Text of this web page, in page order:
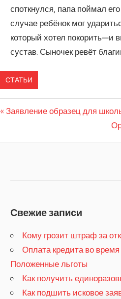
споткнулся, папа поймал
случае ребёнок мог
который хотел покорить—и
сустав. Сыночек ревёт
СТАТЬИ
по
Previous
Заявление образец для
Свежие записи
Кому грозит штраф за
​Оплата кредита во
Положенные льготы
​Как получить
Как подшить исковое